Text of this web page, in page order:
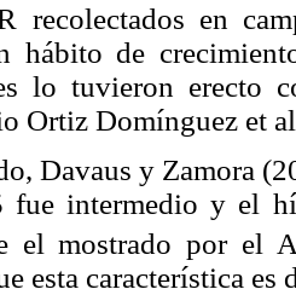
recolectados en
hábito de
lo tuvieron erecto
Ortiz Domínguez et
Davaus y Zamora
fue intermedio y el
el mostrado por el
esta característica es